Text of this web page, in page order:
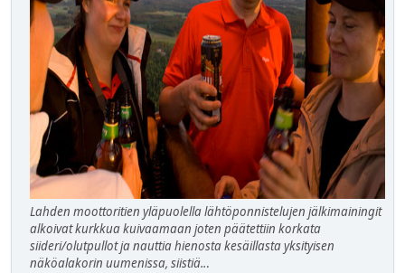
Lahden moottoritien yläpuolella lähtöponnistelujen jälkimainingit
alkoivat kurkkua kuivaamaan joten päätettiin korkata
siideri/olutpullot ja nauttia hienosta kesäillasta yksityisen
näköalakorin uumenissa, siistiä...